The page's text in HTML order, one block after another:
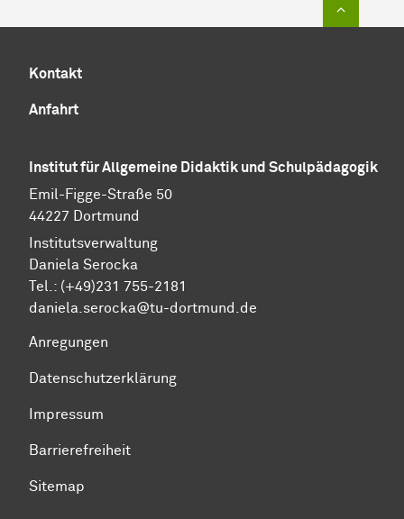
Kontakt
Anfahrt
Institut für Allgemeine Didaktik und Schulpädagogik
Emil-Figge-Straße 50
44227 Dortmund
Institutsverwaltung
Daniela Serocka
Tel.: (+49)231 755-2181
​​​​​​​daniela.serocka@tu-dortmund.de
Anregungen
Datenschutzerklärung
Impressum
Barrierefreiheit
Sitemap